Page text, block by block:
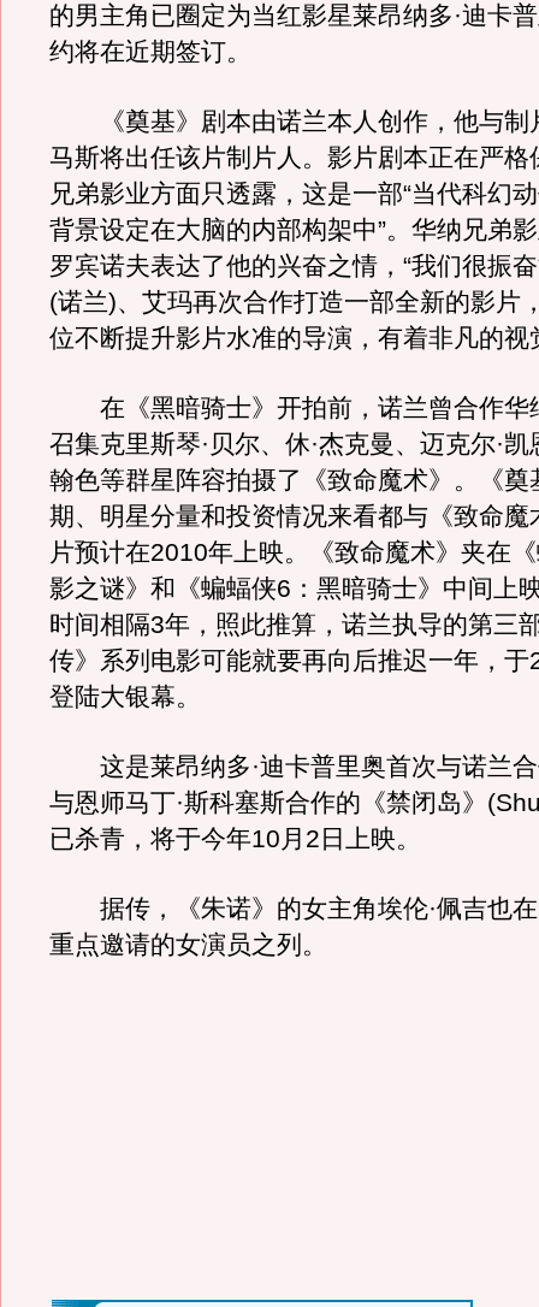
的男主角已圈定为当红影星莱昂纳多·迪卡
约将在近期签订。
《奠基》剧本由诺兰本人创作，他与制
马斯将出任该片制片人。影片剧本正在严格
兄弟影业方面只透露，这是一部“当代科幻
背景设定在大脑的内部构架中”。华纳兄弟
罗宾诺夫表达了他的兴奋之情，“我们很振
(诺兰)、艾玛再次合作打造一部全新的影片
位不断提升影片水准的导演，有着非凡的视
在《黑暗骑士》开拍前，诺兰曾合作华
召集克里斯琴·贝尔、休·杰克曼、迈克尔·凯
翰色等群星阵容拍摄了《致命魔术》。《奠
期、明星分量和投资情况来看都与《致命魔
片预计在2010年上映。《致命魔术》夹在
影之谜》和《蝙蝠侠6：黑暗骑士》中间上
时间相隔3年，照此推算，诺兰执导的第三
传》系列电影可能就要再向后推迟一年，
登陆大银幕。
这是莱昂纳多·迪卡普里奥首次与诺兰合
与恩师马丁·斯科塞斯合作的《禁闭岛》
已杀青，将于今年10月2日上映。
据传，《朱诺》的女主角埃伦·佩吉也在
重点邀请的女演员之列。